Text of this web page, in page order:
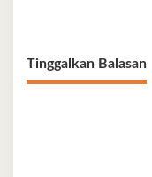
Tinggalkan Balasan